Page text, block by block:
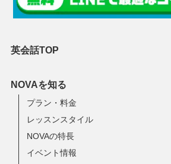
英会話TOP
NOVAを知る
プラン・料金
レッスンスタイル
NOVAの特長
イベント情報